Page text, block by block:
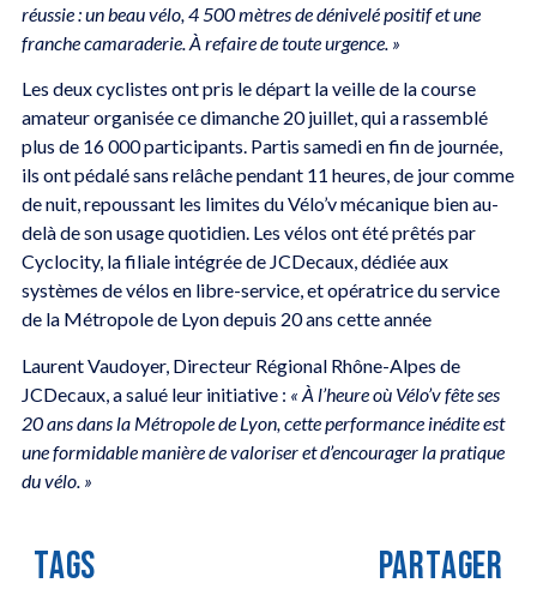
réussie : un beau vélo, 4 500 mètres de dénivelé positif et une
franche camaraderie. À refaire de toute urgence. »
Les deux cyclistes ont pris le départ la veille de la course
amateur organisée ce dimanche 20 juillet, qui a rassemblé
plus de 16 000 participants. Partis samedi en fin de journée,
ils ont pédalé sans relâche pendant 11 heures, de jour comme
de nuit, repoussant les limites du Vélo’v mécanique bien au-
delà de son usage quotidien. Les vélos ont été prêtés par
Cyclocity, la filiale intégrée de JCDecaux, dédiée aux
systèmes de vélos en libre-service, et opératrice du service
de la Métropole de Lyon depuis 20 ans cette année
Laurent Vaudoyer, Directeur Régional Rhône-Alpes de
JCDecaux, a salué leur initiative : « À l’heure où Vélo’v fête ses
20 ans dans la Métropole de Lyon, cette performance inédite est
une formidable manière de valoriser et d’encourager la pratique
du vélo. »
TAGS PARTAGER